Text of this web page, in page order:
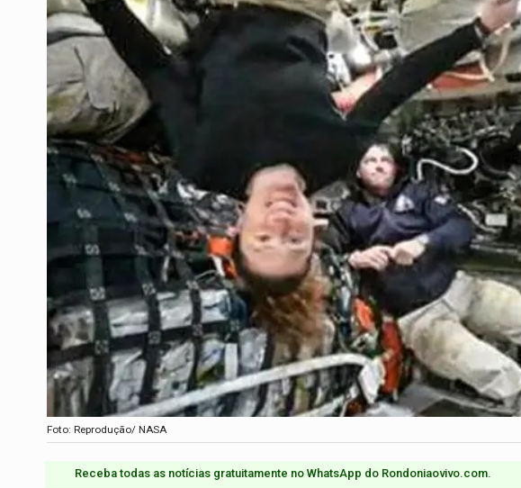
Foto: Reprodução/ NASA
Receba todas as notícias gratuitamente no WhatsApp do Rondoniaovivo.com.​